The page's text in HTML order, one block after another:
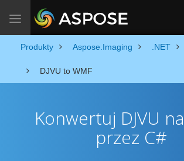
Toggle navigation
Produkty Aspose.Imaging .NET
DJVU to WMF
Konwertuj DJVU
przez C#